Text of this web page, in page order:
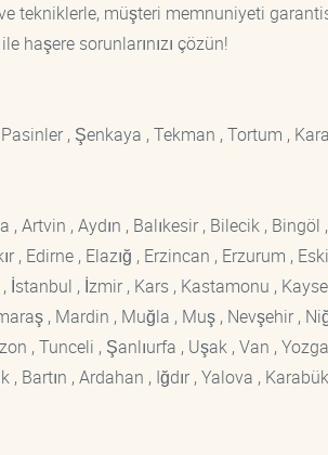
tekniklerle, müşteri memnuniyeti
haşere sorunlarınızı çözün!
, Şenkaya , Tekman , Tortum ,
Artvin , Aydın , Balıkesir , Bilecik , Bingöl
, Edirne , Elazığ , Erzincan , Erzurum ,
, İzmir , Kars , Kastamonu ,
, Mardin , Muğla , Muş , Nevşehir ,
, Tunceli , Şanlıurfa , Uşak , Van ,
Bartın , Ardahan , Iğdır , Yalova ,